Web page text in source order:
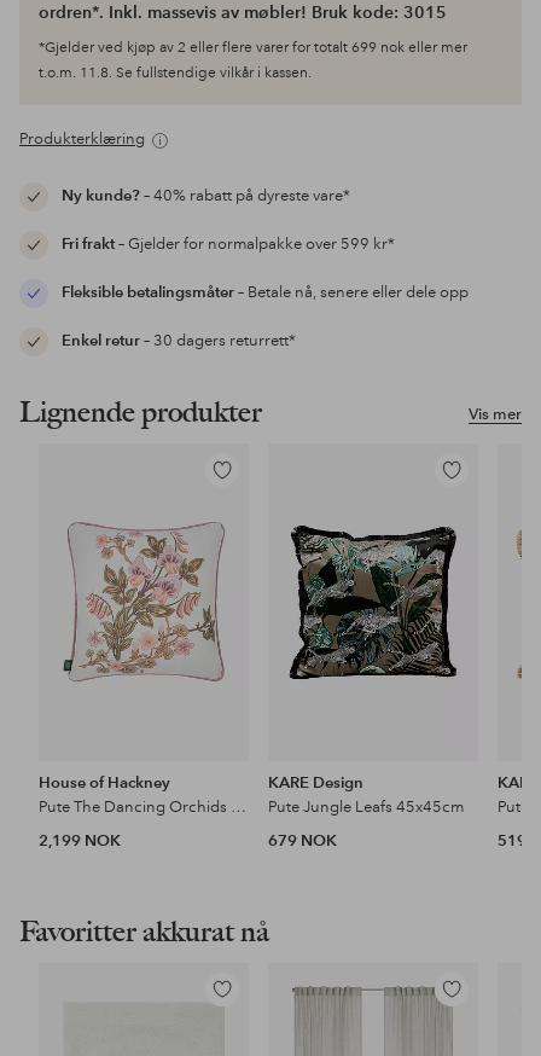
ordren*. Inkl. massevis av møbler! Bruk kode: 3015
*Gjelder ved kjøp av 2 eller flere varer for totalt 699 nok eller mer
t.o.m. 11.8. Se fullstendige vilkår i kassen.
Produkterklæring
Ny kunde?– 40% rabatt på dyreste vare*
Fri frakt– Gjelder for normalpakke over 599 kr*
Fleksible betalingsmåter– Betale nå, senere eller dele opp
Enkel retur– 30 dagers returrett*
Vis mer
Lignende produkter
Legg
favoritter
House of Hackney
Pute The Dancing Orchids Medium Piped Hemp
2,199 NOK
Legg
favoritter
KARE Design
Pute Jungle Leafs 45x45cm
679 NOK
519
Favoritter akkurat nå
Legg
Legg